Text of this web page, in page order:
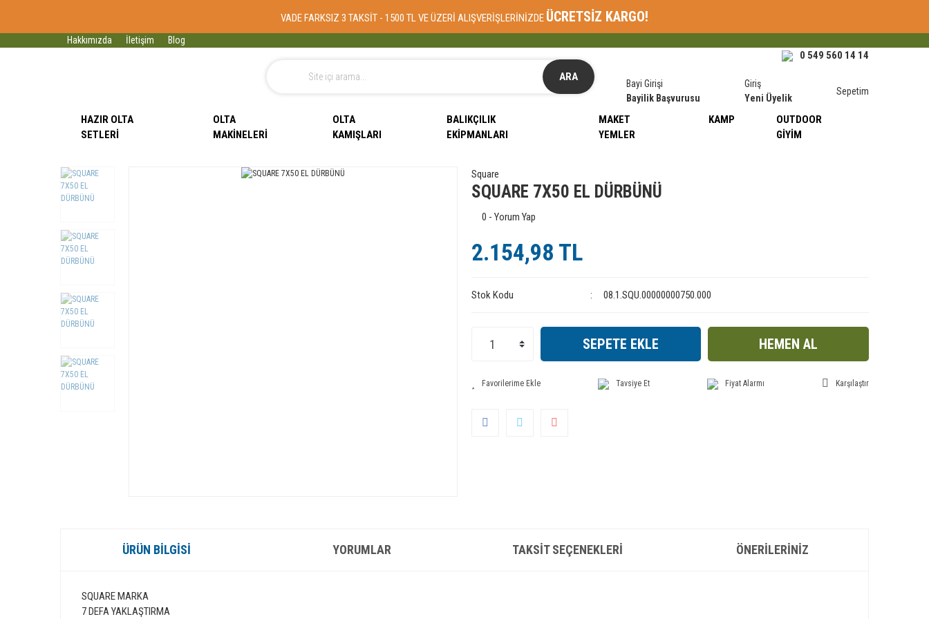
VADE FARKSIZ 3 TAKSİT - 1500 TL VE ÜZERİ ALIŞVERİŞLERİNİZDE ÜCRETSİZ KARGO!
Hakkımızda İletişim Blog
ARA
0 549 560 14 14
Bayi Girişi
Bayilik Başvurusu
Giriş
Yeni Üyelik
Sepetim
HAZIR OLTA
SETLERI
OLTA
MAKINELERI
OLTA
KAMIŞLARI
BALIKÇILIK
EKIPMANLARI
MAKET
YEMLER
KAMP
OUTDOOR
GIYIM
Square
SQUARE 7X50 EL DÜRBÜNÜ
0 - Yorum Yap
2.154,98 TL
Stok Kodu 08.1.SQU.00000000750.000
SEPETE EKLE HEMEN AL
Tavsiye Et Fiyat Alarmı Karşılaştır
ÜRÜN BILGISI YORUMLAR TAKSIT SEÇENEKLERI ÖNERILERINIZ
SQUARE MARKA
7 DEFA YAKLAŞTIRMA